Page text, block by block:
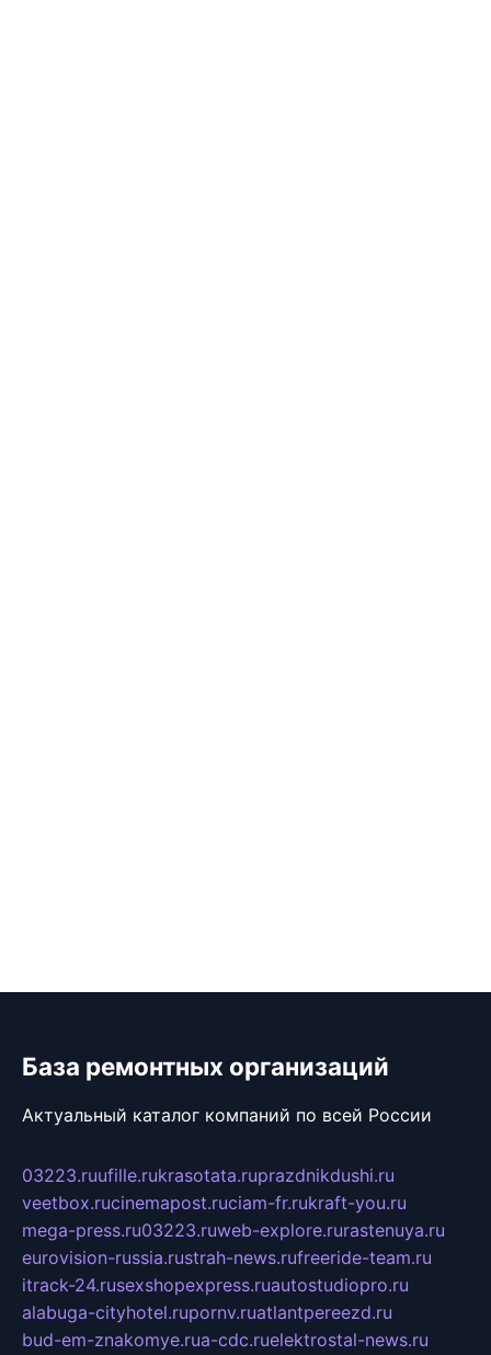
База ремонтных организаций
Актуальный каталог компаний по всей России
03223.ruufille.rukrasotata.ruprazdnikdushi.ru
veetbox.rucinemapost.ruciam-fr.rukraft-you.ru
mega-press.ru03223.ruweb-explore.rurastenuya.ru
eurovision-russia.rustrah-news.rufreeride-team.ru
itrack-24.rusexshopexpress.ruautostudiopro.ru
alabuga-cityhotel.rupornv.ruatlantpereezd.ru
bud-em-znakomye.rua-cdc.ruelektrostal-news.ru